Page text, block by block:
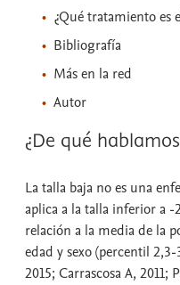
¿Qué tratamiento es
Bibliografía
Más en la red
Autor
¿De qué
La talla baja no es una
aplica a la talla inferior a -
relación a la media de la
edad y sexo (percentil
2015; Carrascosa A, 2011;